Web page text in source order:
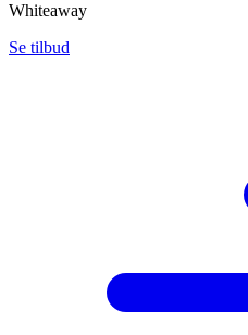
Whiteaway
Se tilbud